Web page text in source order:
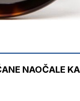
NAOČALE